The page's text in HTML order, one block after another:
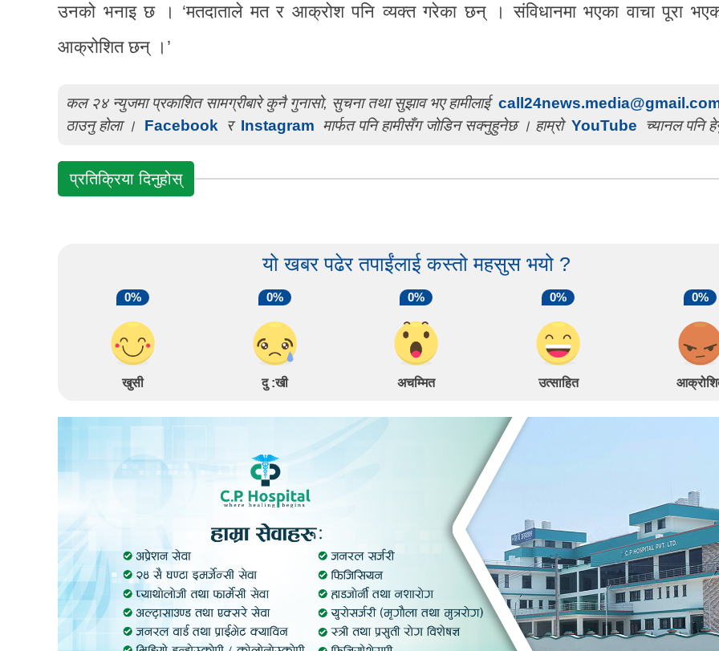
उनको भनाइ छ । ‘मतदाताले मत र आक्रोश पनि व्यक्त गरेका छन् । संविधानमा भएका वाचा पूरा
आक्रोशित छन् ।’
कल २४ न्युजमा प्रकाशित सामग्रीबारे कुनै गुनासो, सुचना तथा सुझाव भए हामीलाई
ठाउनु होला ।
Facebook र Instagram मार्फत पनि हामीसँग जोडिन सक्नुहुनेछ । हाम्रो YouTube च्यानल पनि
प्रतिक्रिया दिनुहोस्
यो खबर पढेर तपाईंलाई कस्तो महसुस भयो ?
0%
खुसी
0%
दु :खी
0%
अचम्मित
0%
उत्साहित
0%